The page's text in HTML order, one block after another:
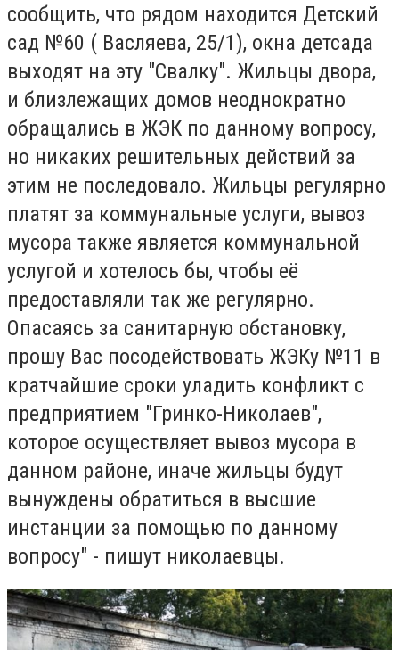
сообщить, что рядом находится Детский
сад №60 ( Васляева, 25/1), окна детсада
выходят на эту "Свалку". Жильцы двора,
и близлежащих домов неоднократно
обращались в ЖЭК по данному вопросу,
но никаких решительных действий за
этим не последовало. Жильцы регулярно
платят за коммунальные услуги, вывоз
мусора также является коммунальной
услугой и хотелось бы, чтобы её
предоставляли так же регулярно.
Опасаясь за санитарную обстановку,
прошу Вас посодействовать ЖЭКу №11 в
кратчайшие сроки уладить конфликт с
предприятием "Гринко-Николаев",
которое осуществляет вывоз мусора в
данном районе, иначе жильцы будут
вынуждены обратиться в высшие
инстанции за помощью по данному
вопросу" - пишут николаевцы.